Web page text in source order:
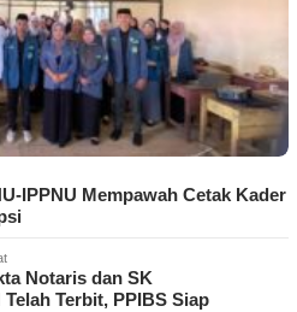
IPPNU Mempawah Cetak Kader
Notaris dan SK
Terbit, PPIBS Siap